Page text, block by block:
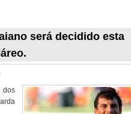
será decidido esta
dos